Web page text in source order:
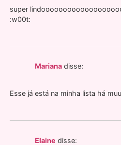
super
:w00t:
Mariana disse:
Esse já está na minha lista há
Elaine disse: